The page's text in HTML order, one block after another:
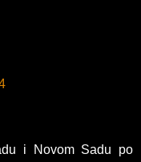
i Novom Sadu po